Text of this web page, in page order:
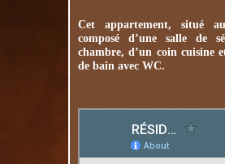
Cet appartement, situé
composé d’une salle de
chambre, d’un coin cuisine
de bain avec WC.